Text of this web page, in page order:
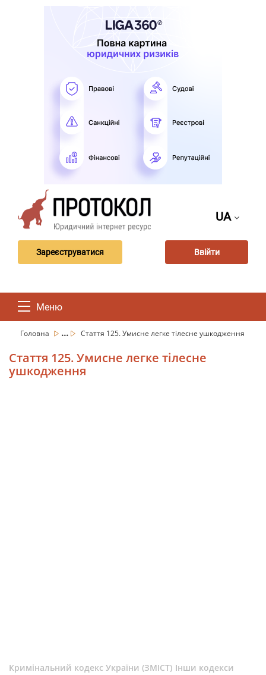
UA
Зареєструватися Ввійти
Меню
Головна ... Стаття 125. Умисне легке тілесне ушкодження
Стаття 125. Умисне легке тілесне
ушкодження
Кримінальний кодекс України (ЗМІСТ) Інши кодекси